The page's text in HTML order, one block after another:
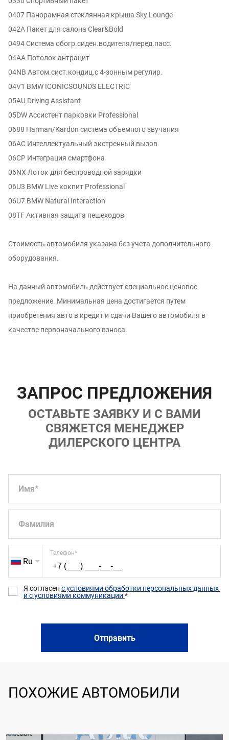
0407 Панорамная стеклянная крыша Sky Lounge
042A Пакет для салона Clear&Bold
0494 Система обогр.сиден.водителя/перед.пасс.
04AA Потолок антрацит
04NB Автом.сист.кондиц.с 4-зонным регулир.
04V1 BMW ICONICSOUNDS ELECTRIC
05AU Driving Assistant
05DW Ассистент парковки Professional
0688 Harman/Kardon система объемного звучания
06AC Интеллектуальный экстренный вызов
06CP Интеграция смартфона
06NX Лоток для беспроводной зарядки
06U3 BMW Live кокпит Professional
06U7 BMW Natural Interaction
08TF Активная защита пешеходов
Стоимость автомобиля указана без учета дополнительного
оборудования.
На данный автомобиль действует специальное ценовое
предложение. Минимальная цена достигается путем
приобретения авто в кредит и сдачи Вашего автомобиля в
качестве первоначального взноса.
ЗАПРОС ПРЕДЛОЖЕНИЯ
ОСТАВЬТЕ ЗАЯВКУ И С ВАМИ
СВЯЖЕТСЯ МЕНЕДЖЕР
ДИЛЕРСКОГО ЦЕНТРА
Имя*
Фамилия
Ru
Телефон*
Я согласен с условиями обработки персональных данных
и с условиями коммуникации *
Отправить
ПОХОЖИЕ АВТОМОБИЛИ